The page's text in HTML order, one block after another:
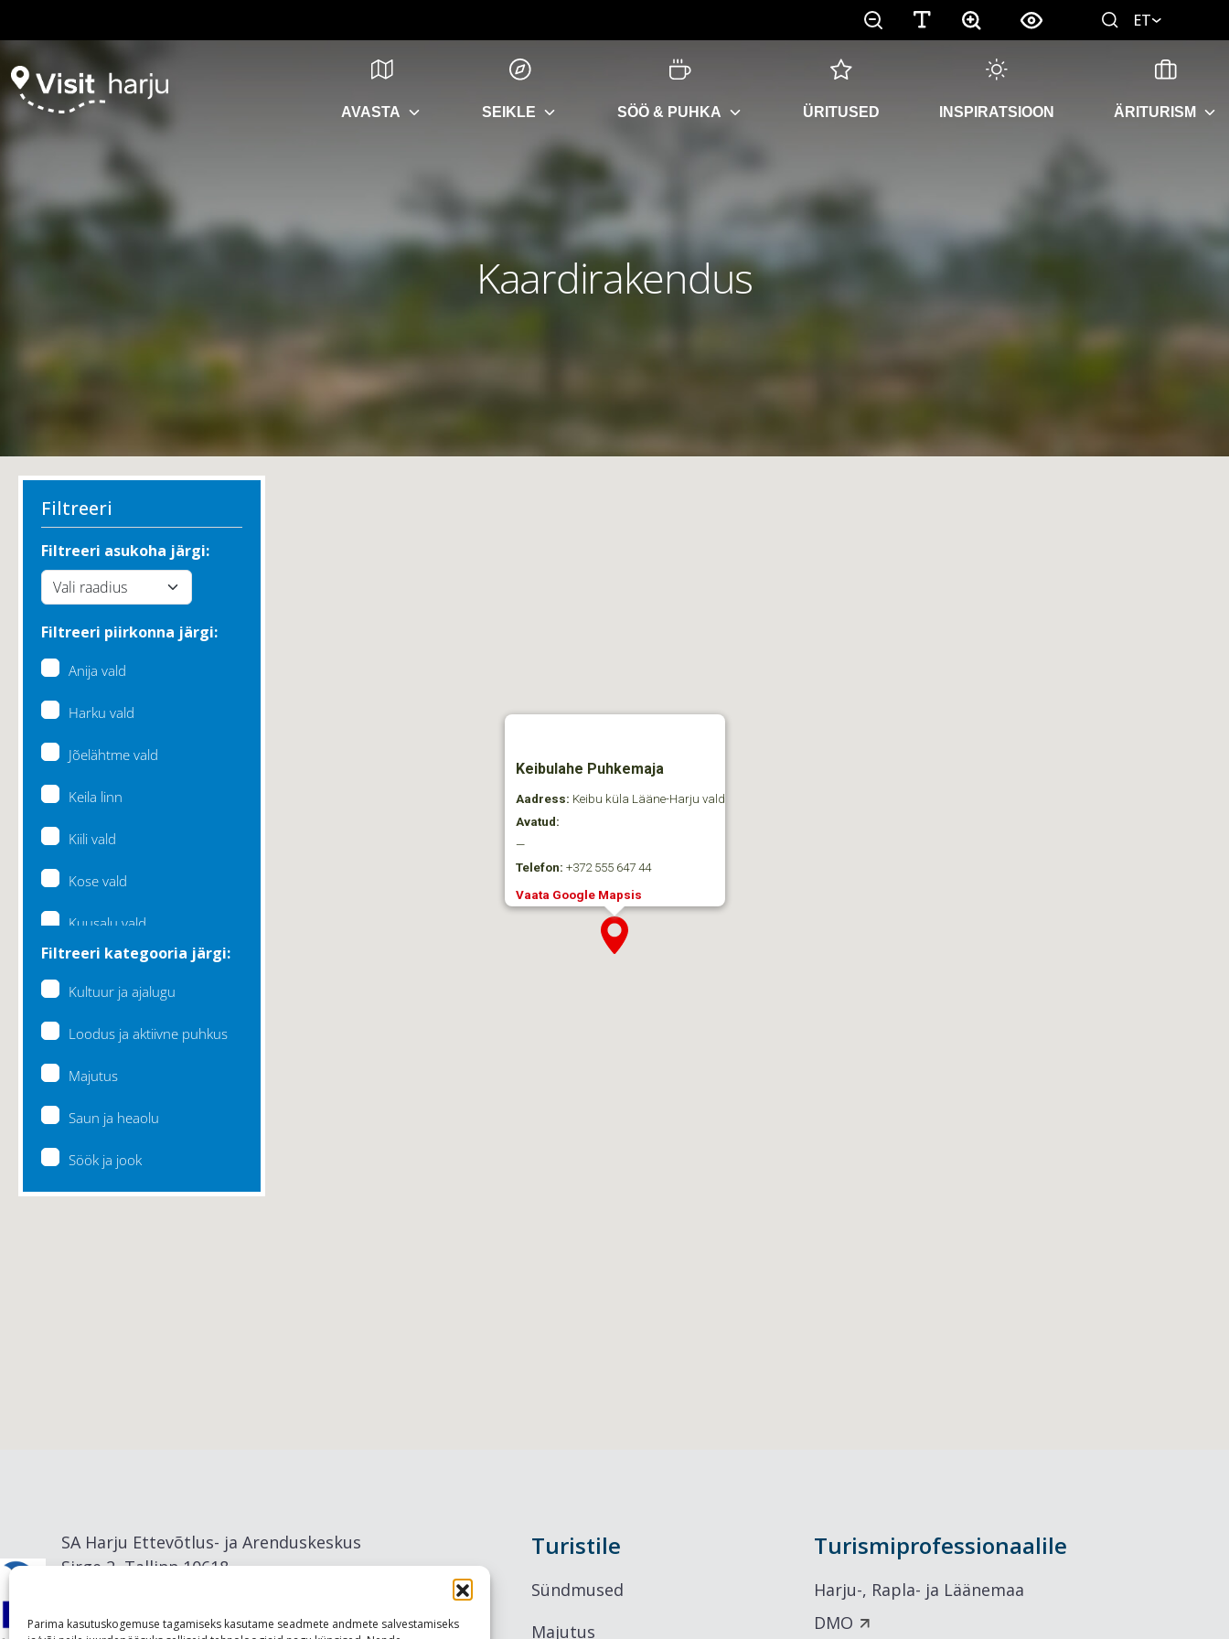
Parima kasutuskogemuse tagamiseks kasutame seadmete andmete salvestamiseks
ET
AVASTA SEIKLE SÖÖ & PUHKA ÜRITUSED INSPIRATSIOON ÄRITURISM
Kaardirakendus
Filtreeri
Filtreeri asukoha järgi:
Filtreeri piirkonna järgi:
Anija vald
Harku vald
Jõelähtme vald
Keila linn
Kiili vald
Kose vald
Kuusalu vald
Lääne-Harju vald
Filtreeri kategooria järgi:
Kultuur ja ajalugu
Loodus ja aktiivne puhkus
Majutus
Saun ja heaolu
Söök ja jook
Keibulahe Puhkemaja
Aadress: Keibu küla Lääne-Harju vald
Avatud:
—
Telefon: +372 555 647 44
Vaata Google Mapsis
SA Harju Ettevõtlus- ja Arenduskeskus
Sirge 2, Tallinn 10618
Turistile
Sündmused
Majutus
Turismiprofessionaalile
Harju-, Rapla- ja Läänemaa
DMO